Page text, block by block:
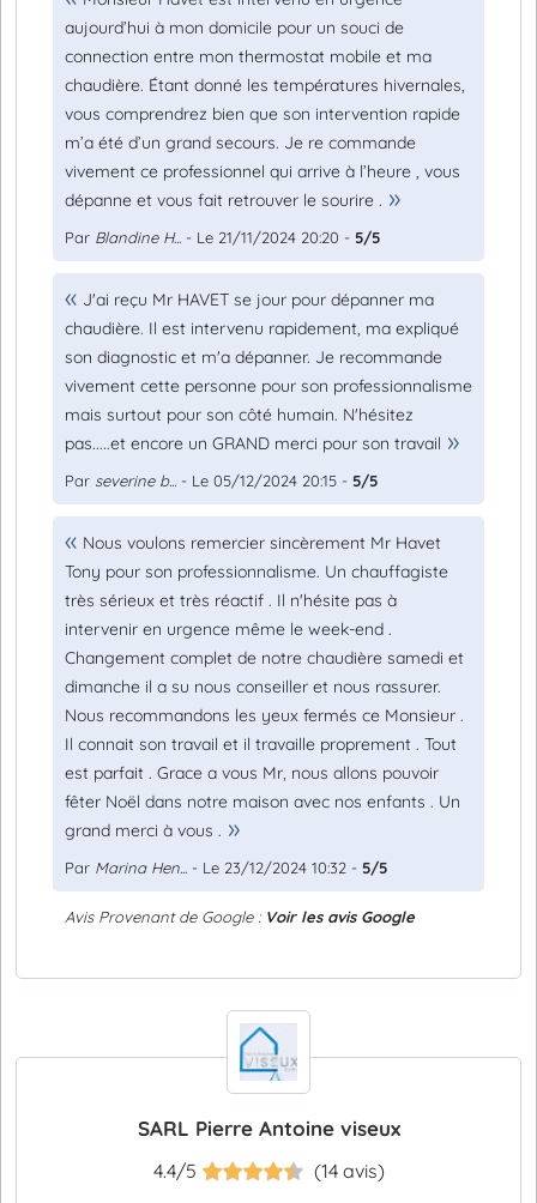
aujourd’hui à mon domicile pour un souci de
connection entre mon thermostat mobile et ma
chaudière. Étant donné les températures hivernales,
vous comprendrez bien que son intervention rapide
m’a été d’un grand secours. Je re commande
vivement ce professionnel qui arrive à l’heure , vous
dépanne et vous fait retrouver le sourire .
Par Blandine H... - Le 21/11/2024 20:20 - 5/5
J'ai reçu Mr HAVET se jour pour dépanner ma
chaudière. Il est intervenu rapidement, ma expliqué
son diagnostic et m'a dépanner. Je recommande
vivement cette personne pour son professionnalisme
mais surtout pour son côté humain. N'hésitez
pas.....et encore un GRAND merci pour son travail
Par severine b... - Le 05/12/2024 20:15 - 5/5
Nous voulons remercier sincèrement Mr Havet
Tony pour son professionnalisme. Un chauffagiste
très sérieux et très réactif . Il n'hésite pas à
intervenir en urgence même le week-end .
Changement complet de notre chaudière samedi et
dimanche il a su nous conseiller et nous rassurer.
Nous recommandons les yeux fermés ce Monsieur .
Il connait son travail et il travaille proprement . Tout
est parfait . Grace a vous Mr, nous allons pouvoir
fêter Noël dans notre maison avec nos enfants . Un
grand merci à vous .
Par Marina Hen... - Le 23/12/2024 10:32 - 5/5
Avis Provenant de Google : Voir les avis Google
SARL Pierre Antoine viseux
4.4/5 (14 avis)